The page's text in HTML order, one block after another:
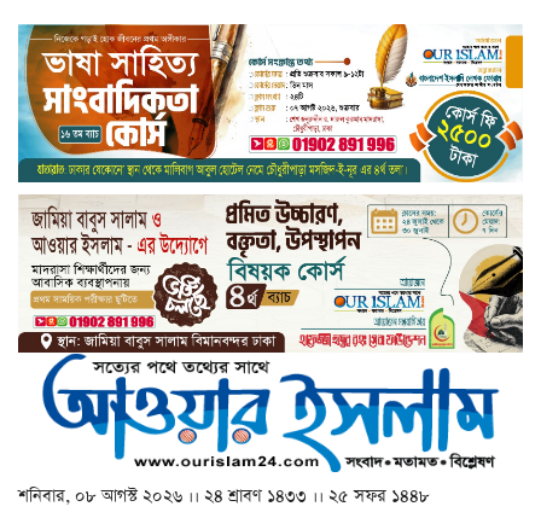
শনিবার, ০৮ আগস্ট ২০২৬ ।। ২৪ শ্রাবণ ১৪৩৩ ।। ২৫ সফর ১৪৪৮